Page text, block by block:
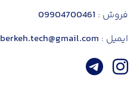
فروش : 09904700461
ایمیل : berkeh.tech@gmail.com